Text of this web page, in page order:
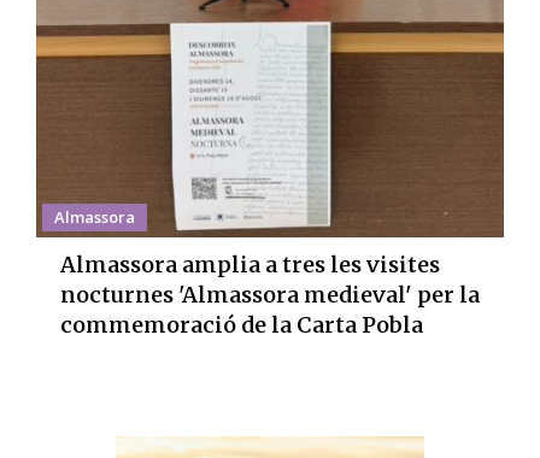
Almassora
Almassora amplia a tres les visites
nocturnes 'Almassora medieval' per la
commemoració de la Carta Pobla